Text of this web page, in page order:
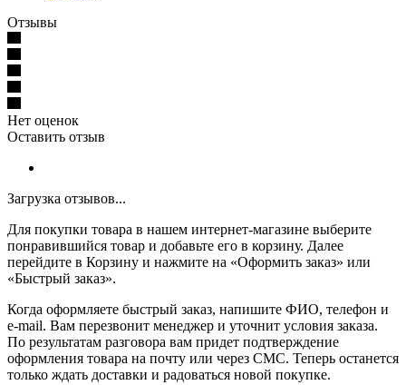
Отзывы
Нет оценок
Оставить отзыв
Загрузка отзывов...
Для покупки товара в нашем интернет-магазине выберите
понравившийся товар и добавьте его в корзину. Далее
перейдите в Корзину и нажмите на «Оформить заказ» или
«Быстрый заказ».
Когда оформляете быстрый заказ, напишите ФИО, телефон и
e-mail. Вам перезвонит менеджер и уточнит условия заказа.
По результатам разговора вам придет подтверждение
оформления товара на почту или через СМС. Теперь останется
только ждать доставки и радоваться новой покупке.